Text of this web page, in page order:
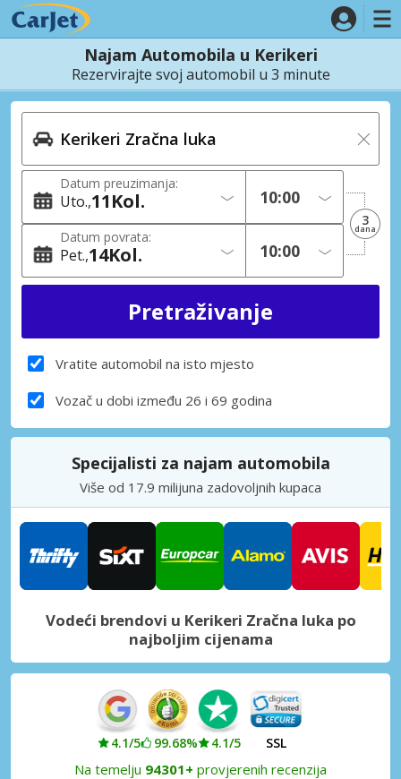
Najam Automobila u Kerikeri
Rezervirajte svoj automobil u 3 minute
Datum preuzimanja:
Uto. 11Kol.
Datum povrata:
Pet. 14Kol.
3
dana
Vratite automobil na isto mjesto
Vozač u dobi između 26 i 69 godina
Specijalisti za najam automobila
Više od 17.9 milijuna zadovoljnih kupaca
Vodeći brendovi u Kerikeri Zračna luka po
najboljim cijenama
4.1/5 99.68% 4.1/5 SSL
Na temelju 94301+ provjerenih recenzija